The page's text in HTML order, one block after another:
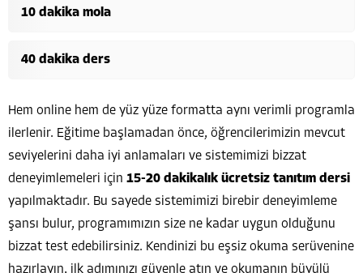
10 dakika mola
40 dakika ders
Hem online hem de yüz yüze formatta aynı verimli programla
ilerlenir. Eğitime başlamadan önce, öğrencilerimizin mevcut
seviyelerini daha iyi anlamaları ve sistemimizi bizzat
deneyimlemeleri için 15-20 dakikalık ücretsiz tanıtım dersi
yapılmaktadır. Bu sayede sistemimizi birebir deneyimleme
şansı bulur, programımızın size ne kadar uygun olduğunu
bizzat test edebilirsiniz. Kendinizi bu eşsiz okuma serüvenine
hazırlayın, ilk adımınızı güvenle atın ve okumanın büyülü